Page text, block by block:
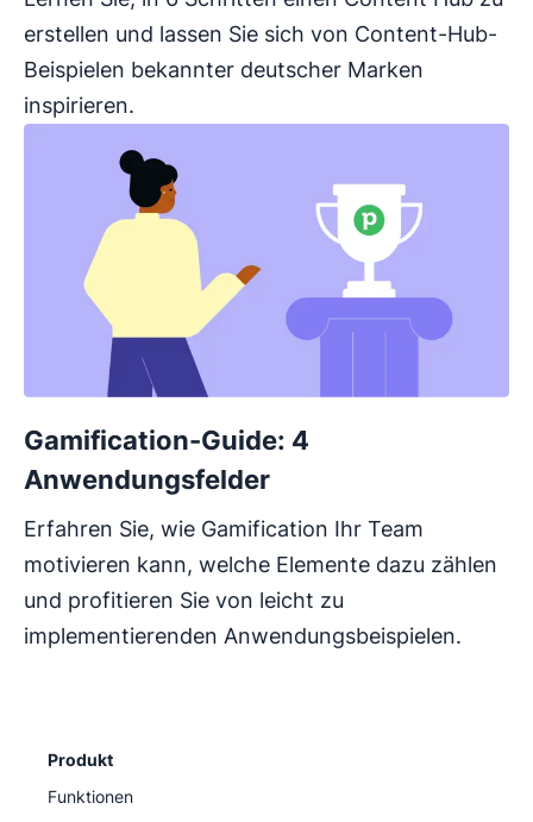
erstellen und lassen Sie sich von Content-Hub-
Beispielen bekannter deutscher Marken
inspirieren.
Gamification-Guide: 4
Anwendungsfelder
Erfahren Sie, wie Gamification Ihr Team
motivieren kann, welche Elemente dazu zählen
und profitieren Sie von leicht zu
implementierenden Anwendungsbeispielen.
Produkt
Funktionen